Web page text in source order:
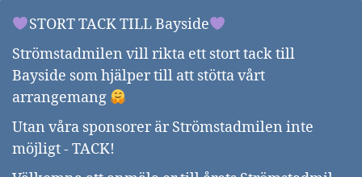
STORT TACK TILL Bayside
Strömstadmilen vill rikta ett stort tack till
Bayside som hjälper till att stötta vårt
arrangemang
Utan våra sponsorer är Strömstadmilen inte
möjligt - TACK!